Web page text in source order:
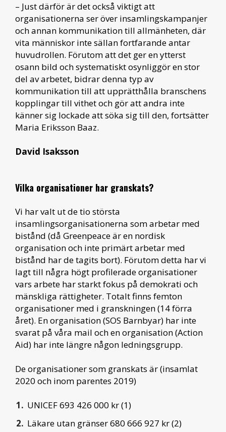
– Just därför är det också viktigt att
organisationerna ser över insamlingskampanjer
och annan kommunikation till allmänheten, där
vita människor inte sällan fortfarande antar
huvudrollen. Förutom att det ger en ytterst
osann bild och systematiskt osynliggör en stor
del av arbetet, bidrar denna typ av
kommunikation till att upprätthålla branschens
kopplingar till vithet och gör att andra inte
känner sig lockade att söka sig till den, fortsätter
Maria Eriksson Baaz.
David Isaksson
Vilka organisationer har granskats?
Vi har valt ut de tio största
insamlingsorganisationerna som arbetar med
bistånd (då Greenpeace är en nordisk
organisation och inte primärt arbetar med
bistånd har de tagits bort). Förutom detta har vi
lagt till några högt profilerade organisationer
vars arbete har starkt fokus på demokrati och
mänskliga rättigheter. Totalt finns femton
organisationer med i granskningen (14 förra
året). En organisation (SOS Barnbyar) har inte
svarat på våra mail och en organisation (Action
Aid) har inte längre någon ledningsgrupp.
De organisationer som granskats är (insamlat
2020 och inom parentes 2019)
UNICEF 693 426 000 kr (1)
Läkare utan gränser 680 666 927 kr (2)